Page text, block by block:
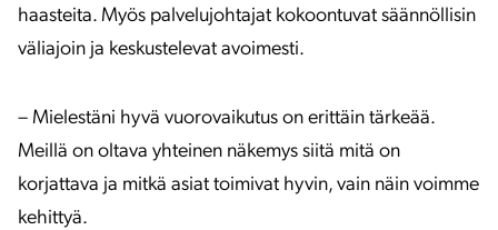
haasteita. Myös palvelujohtajat kokoontuvat säännöllisin
väliajoin ja keskustelevat avoimesti.
– Mielestäni hyvä vuorovaikutus on erittäin tärkeää.
Meillä on oltava yhteinen näkemys siitä mitä on
korjattava ja mitkä asiat toimivat hyvin, vain näin voimme
kehittyä.